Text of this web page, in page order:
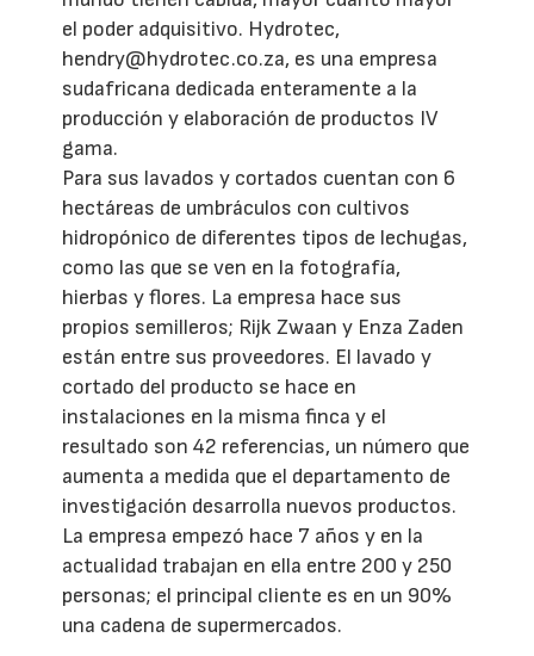
el poder adquisitivo. Hydrotec,
hendry@hydrotec.co.za, es una empresa
sudafricana dedicada enteramente a la
producción y elaboración de productos IV
gama.
Para sus lavados y cortados cuentan con 6
hectáreas de umbráculos con cultivos
hidropónico de diferentes tipos de lechugas,
como las que se ven en la fotografía,
hierbas y flores. La empresa hace sus
propios semilleros; Rijk Zwaan y Enza Zaden
están entre sus proveedores. El lavado y
cortado del producto se hace en
instalaciones en la misma finca y el
resultado son 42 referencias, un número que
aumenta a medida que el departamento de
investigación desarrolla nuevos productos.
La empresa empezó hace 7 años y en la
actualidad trabajan en ella entre 200 y 250
personas; el principal cliente es en un 90%
una cadena de supermercados.